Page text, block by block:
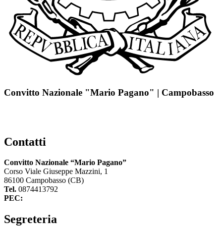
Convitto Nazionale "Mario Pagano" | Campobasso
Contatti
Convitto Nazionale “Mario Pagano”
Corso Viale Giuseppe Mazzini, 1
86100 Campobasso (CB)
Tel. 0874413792
PEC:
Segreteria